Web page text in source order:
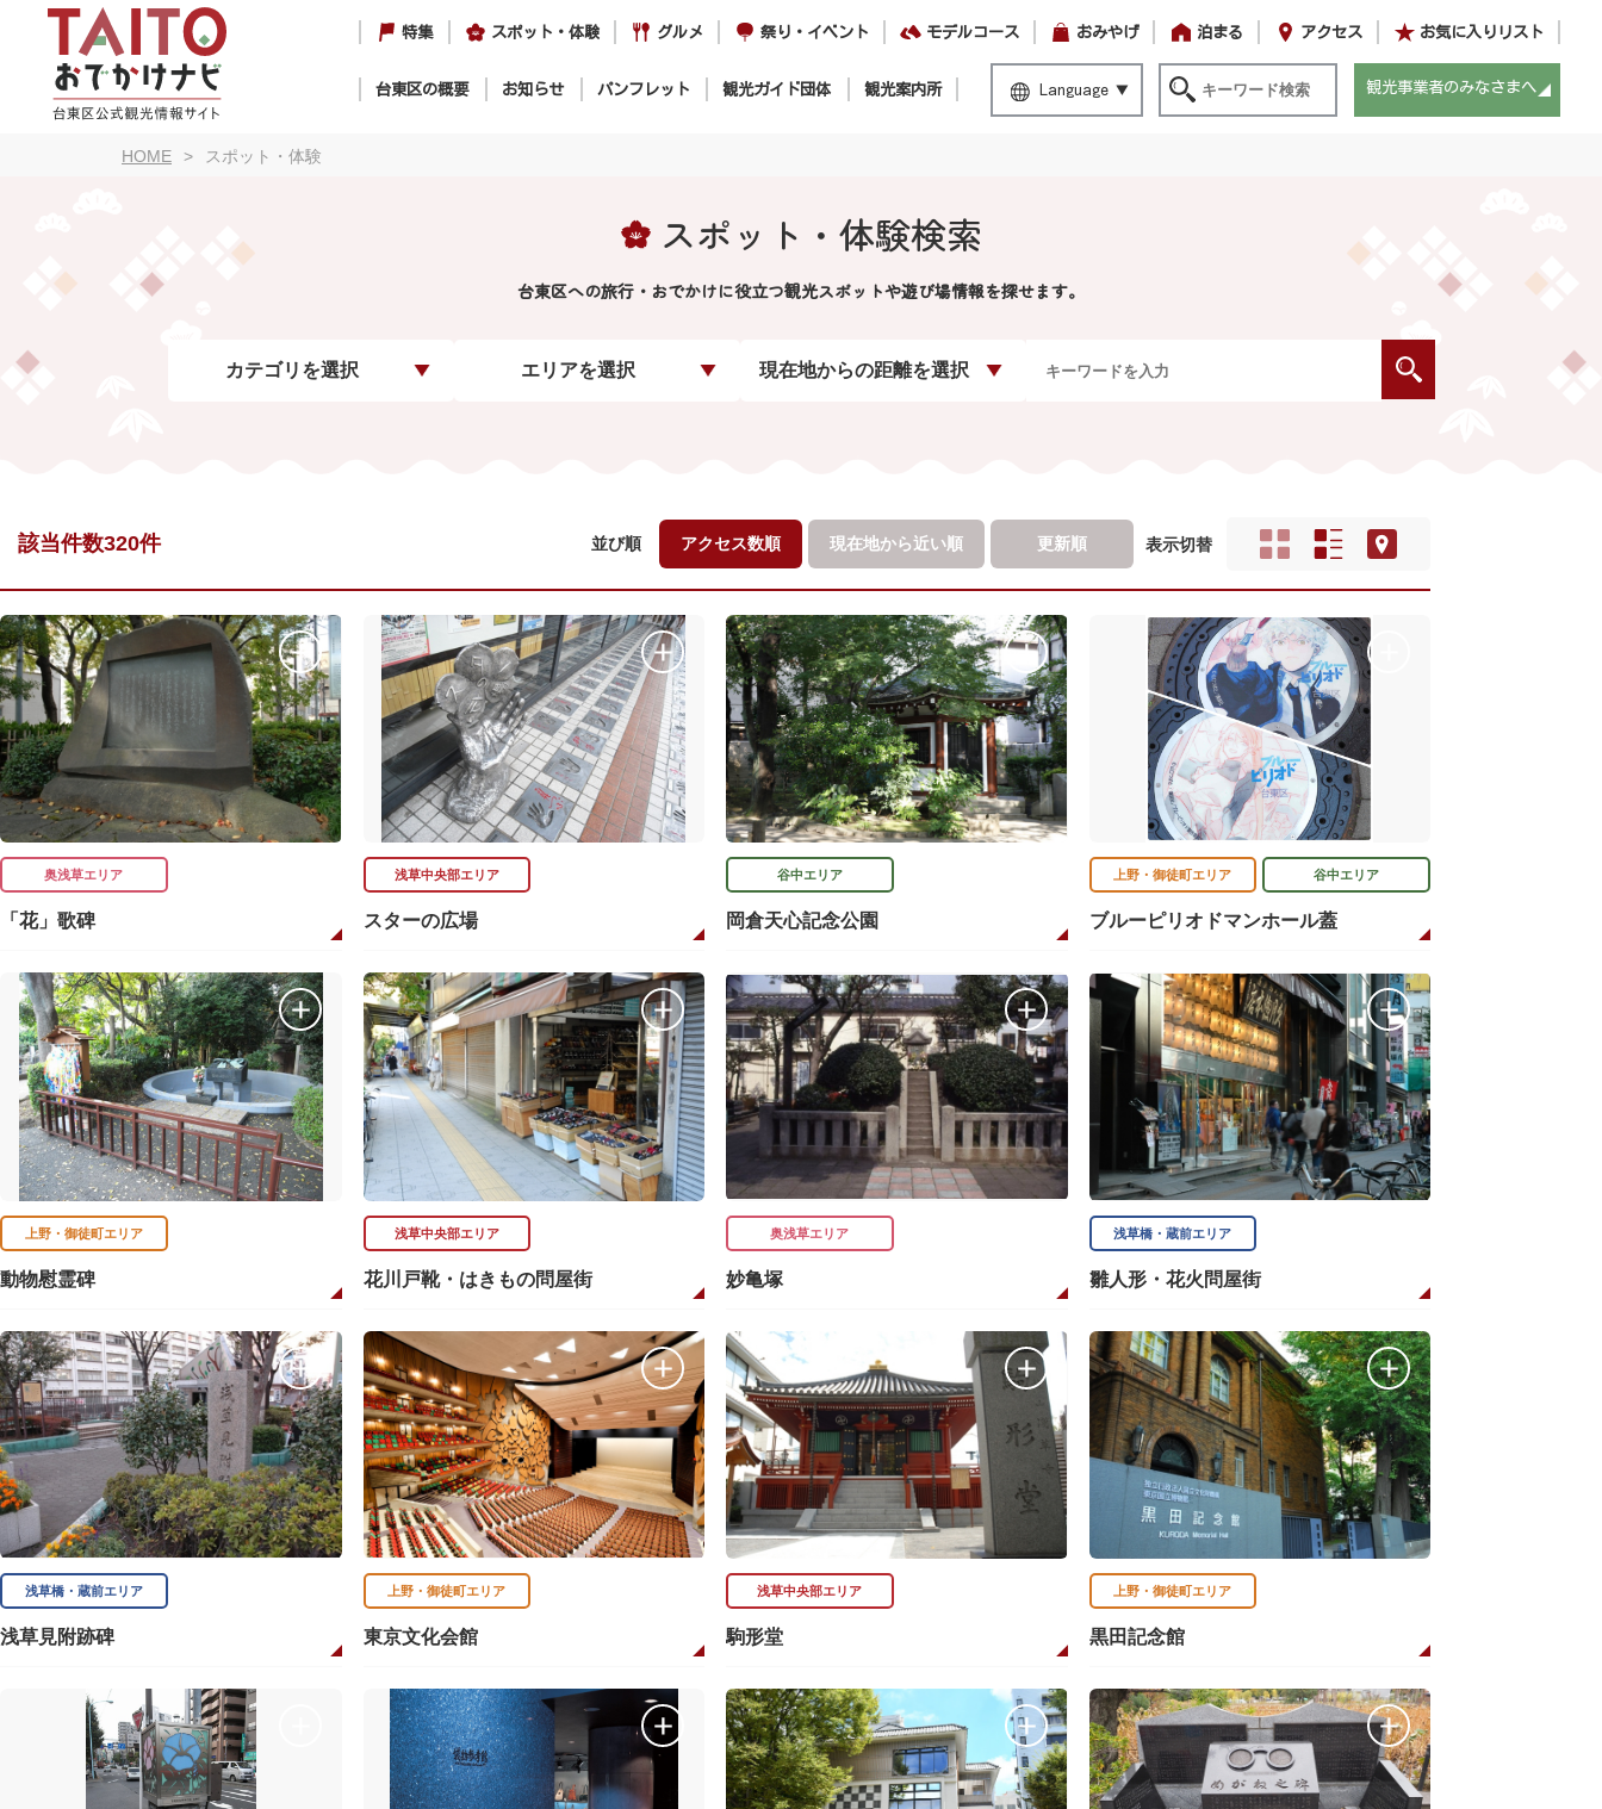
特集 スポット・体験 グルメ 祭り・イベント モデルコース おみやげ 泊まる アクセス お気に入りリスト
台東区の概要 お知らせ パンフレット 観光ガイド団体 観光案内所 Language 観光事業者のみなさまへ
HOME スポット・体験
スポット・体験検索
台東区への旅行・おでかけに役立つ観光スポットや遊び場情報を探せます。
カテゴリを選択 エリアを選択 現在地からの距離を選択
該当件数320件 並び順 アクセス数順 現在地から近い順 更新順 表示切替
奥浅草エリア
「花」歌碑
浅草中央部エリア
スターの広場
谷中エリア
岡倉天心記念公園
上野・御徒町エリア 谷中エリア
ブルーピリオドマンホール蓋
上野・御徒町エリア
動物慰霊碑
浅草中央部エリア
花川戸靴・はきもの問屋街
奥浅草エリア
妙亀塚
浅草橋・蔵前エリア
雛人形・花火問屋街
浅草橋・蔵前エリア
浅草見附跡碑
上野・御徒町エリア
東京文化会館
浅草中央部エリア
駒形堂
上野・御徒町エリア
黒田記念館